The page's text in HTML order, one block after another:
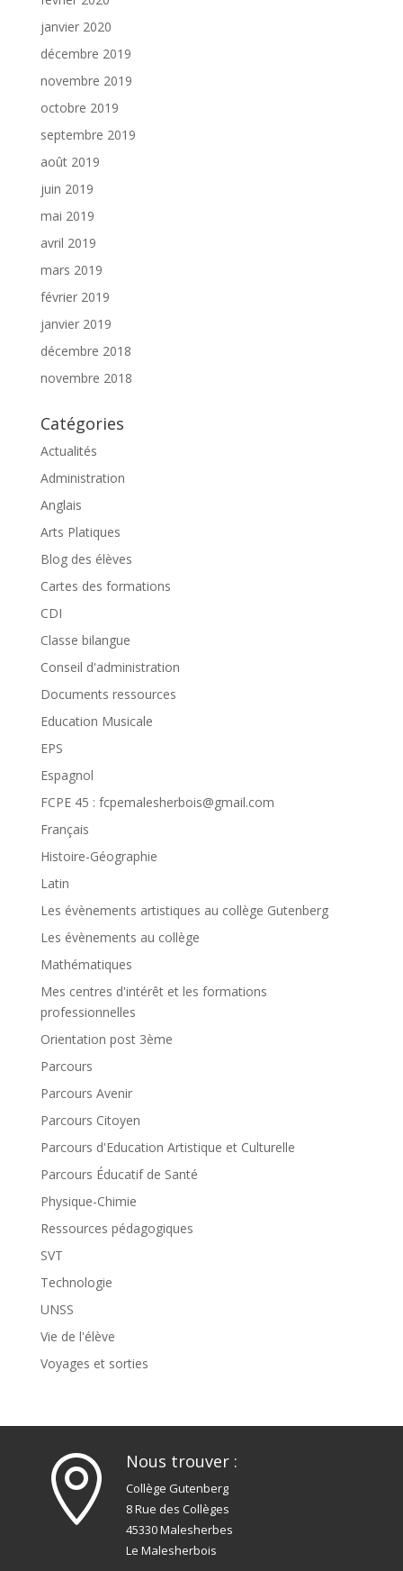
janvier 2020
décembre 2019
novembre 2019
octobre 2019
septembre 2019
août 2019
juin 2019
mai 2019
avril 2019
mars 2019
février 2019
janvier 2019
décembre 2018
novembre 2018
Catégories
Actualités
Administration
Anglais
Arts Platiques
Blog des élèves
Cartes des formations
CDI
Classe bilangue
Conseil d'administration
Documents ressources
Education Musicale
EPS
Espagnol
FCPE 45 : fcpemalesherbois@gmail.com
Français
Histoire-Géographie
Latin
Les évènements artistiques au collège Gutenberg
Les évènements au collège
Mathématiques
Mes centres d'intérêt et les formations
professionnelles
Orientation post 3ème
Parcours
Parcours Avenir
Parcours Citoyen
Parcours d'Education Artistique et Culturelle
Parcours Éducatif de Santé
Physique-Chimie
Ressources pédagogiques
SVT
Technologie
UNSS
Vie de l'élève
Voyages et sorties
 Nous trouver :
Collège Gutenberg
8 Rue des Collèges
45330 Malesherbes
Le Malesherbois